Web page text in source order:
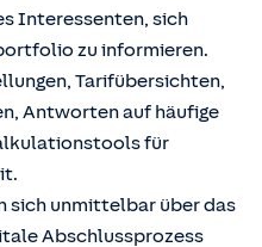
Interessenten, sich
zu informieren.
Tarifübersichten,
Antworten auf häufige
für
sich unmittelbar über das
Abschlussprozess